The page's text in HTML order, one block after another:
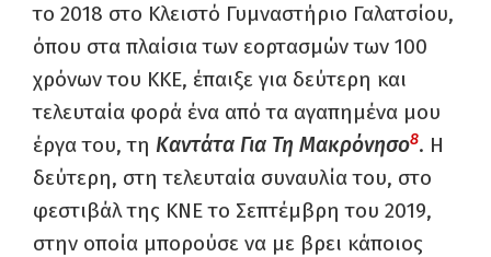
το 2018 στο Κλειστό Γυμναστήριο Γαλατσίου,
όπου στα πλαίσια των εορτασμών των 100
χρόνων του ΚΚΕ, έπαιξε για δεύτερη και
τελευταία φορά ένα από τα αγαπημένα μου
έργα του, τη Καντάτα Για Τη Μακρόνησο8. Η
δεύτερη, στη τελευταία συναυλία του, στο
φεστιβάλ της ΚΝΕ το Σεπτέμβρη του 2019,
στην οποία μπορούσε να με βρει κάποιος